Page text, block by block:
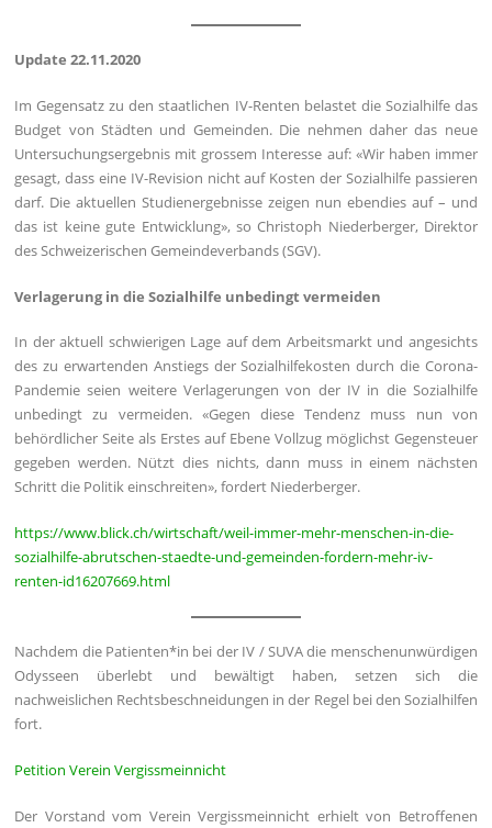
Update 22.11.2020
Im Gegensatz zu den staatlichen IV-Renten belastet die Sozialhilfe das
Budget von Städten und Gemeinden. Die nehmen daher das neue
Untersuchungsergebnis mit grossem Interesse auf: «Wir haben immer
gesagt, dass eine IV-Revision nicht auf Kosten der Sozialhilfe passieren
darf. Die aktuellen Studienergebnisse zeigen nun ebendies auf – und
das ist keine gute Entwicklung», so Christoph Niederberger, Direktor
des Schweizerischen Gemeindeverbands (SGV).
Verlagerung in die Sozialhilfe unbedingt vermeiden
In der aktuell schwierigen Lage auf dem Arbeitsmarkt und angesichts
des zu erwartenden Anstiegs der Sozialhilfekosten durch die ­Corona-
Pandemie seien weitere Verlagerungen von der IV in die ­Sozialhilfe
unbedingt zu vermeiden. «Gegen diese Tendenz muss nun von
behördlicher Seite als ­Erstes auf Ebene Vollzug möglichst Gegensteuer
gegeben werden. Nützt dies nichts, dann muss in einem nächsten
Schritt die Politik einschreiten», fordert Niederberger.
https://www.blick.ch/wirtschaft/weil-immer-mehr-menschen-in-die-
sozialhilfe-abrutschen-staedte-und-gemeinden-fordern-mehr-iv-
renten-id16207669.html
Nachdem die Patienten*in bei der IV / SUVA die menschenunwürdigen
Odysseen überlebt und bewältigt haben, setzen sich die
nachweislichen Rechtsbeschneidungen in der Regel bei den Sozialhilfen
fort.
Petition Verein Vergissmeinnicht
Der Vorstand vom Verein Vergissmeinnicht erhielt von Betroffenen